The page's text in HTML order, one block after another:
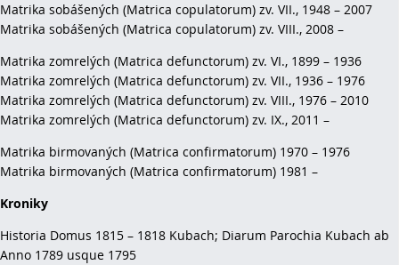
Matrika sobášených (Matrica copulatorum) zv. VII., 1948 – 2007
Matrika sobášených (Matrica copulatorum) zv. VIII., 2008 –
Matrika zomrelých (Matrica defunctorum) zv. VI., 1899 – 1936
Matrika zomrelých (Matrica defunctorum) zv. VII., 1936 – 1976
Matrika zomrelých (Matrica defunctorum) zv. VIII., 1976 – 2010
Matrika zomrelých (Matrica defunctorum) zv. IX., 2011 –
Matrika birmovaných (Matrica confirmatorum) 1970 – 1976
Matrika birmovaných (Matrica confirmatorum) 1981 –
Kroniky
Historia Domus 1815 – 1818 Kubach; Diarum Parochia Kubach ab
Anno 1789 usque 1795